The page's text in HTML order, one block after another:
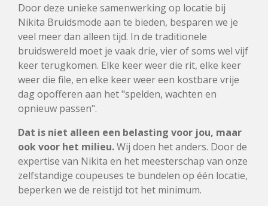
Door deze unieke samenwerking op locatie bij
Nikita Bruidsmode aan te bieden, besparen we je
veel meer dan alleen tijd. In de traditionele
bruidswereld moet je vaak drie, vier of soms wel vijf
keer terugkomen. Elke keer weer die rit, elke keer
weer die file, en elke keer weer een kostbare vrije
dag opofferen aan het "spelden, wachten en
opnieuw passen".
Dat is niet alleen een belasting voor jou, maar
ook voor het milieu.Wij doen het anders. Door de
expertise van Nikita en het meesterschap van onze
zelfstandige coupeuses te bundelen op één locatie,
beperken we de reistijd tot het minimum.